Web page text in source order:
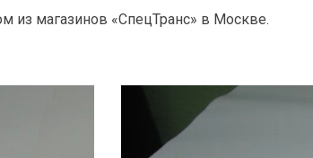
из магазинов «СпецТранс» в Москве.